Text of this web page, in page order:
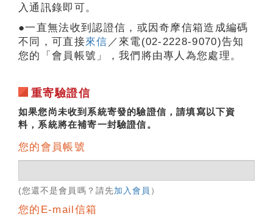
入通訊錄即可。
一直無法收到認證信，或因奇摩信箱造成編碼
不同，可直接來信 ／來電(02-2228-9070)告知
您的「會員帳號」，我們將由專人為您處理。
重寄驗證信
如果您尚未收到系統寄發的驗證信，請填寫以下資
料，系統將在補寄一封驗證信。
您的會員帳號
(您還不是會員嗎？請先加入會員 ）
您的E-mail信箱